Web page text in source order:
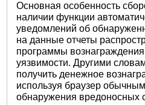
Основная особенность
наличии функции
уведомлений об
на данные отчеты
программы
уязвимости. Другими
получить денежное
используя браузер
обнаружения вредоносных